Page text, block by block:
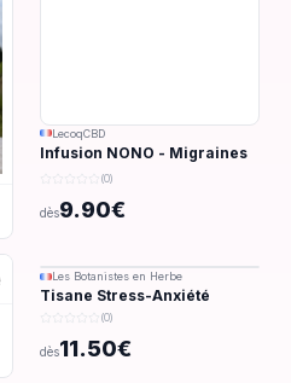
LecoqCBD
Infusion NONO - Migraines
& douleurs - 28g
(0)
dès9.90€
Les Botanistes en Herbe
Tisane Stress-Anxiété
(0)
dès11.50€